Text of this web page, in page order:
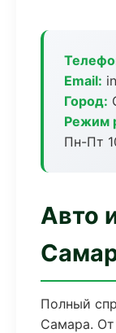
Email:
Город:
Режим
Пн-Пт
Авто
Полный
Самара.